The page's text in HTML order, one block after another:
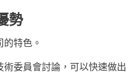
勢
特色。
委員會討論，可以快速做出